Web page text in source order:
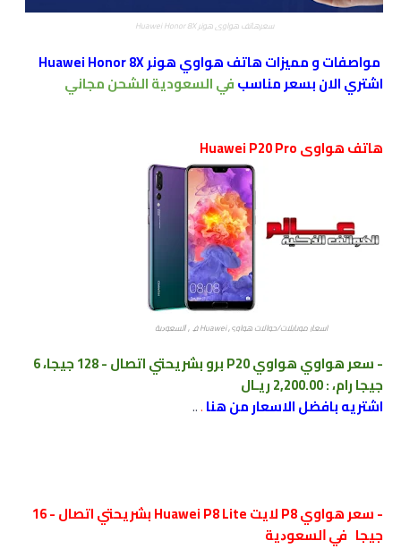
سعرهاتف هواوي هونر Huawei Honor 8X
مواصفات و مميزات هاتف هواوي هونر Huawei Honor 8X
اشتري الان بسعر مناسبفي السعودية الشحن مجاني
هاتف هواوى Huawei P20 Pro
اسعار موبايلات/جوالات هواوي Huawei ﻓﻲ ﺍﻟﺴﻌﻮﺩﻳﺔ
-سعرهواوي
هواوي P20 برو بشريحتي اتصال - 128 جيجا، 6
جيجا رام، :2,200.00 ريـال
اشتريه بافضل الاسعار من هنا.
..
-سعرهواوي P8 لايت Huawei P8 Lite
بشريحتي اتصال - 16
جيجا ﻓﻲ ﺍﻟﺴﻌﻮﺩﻳﺔ